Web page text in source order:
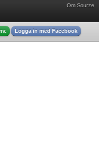
Om Sourze
Logga in med Facebook